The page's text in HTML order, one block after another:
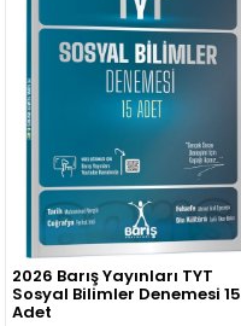
2026 Barış Yayınları TYT
Sosyal Bilimler Denemesi 15
Adet